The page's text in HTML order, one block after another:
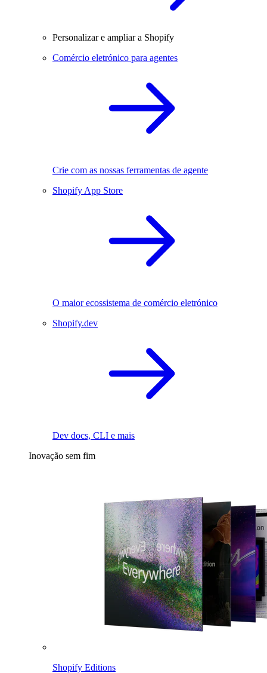
Personalizar e ampliar a Shopify
Comércio eletrónico para agentes
Crie com as nossas ferramentas de agente
Shopify App Store
O maior ecossistema de comércio eletrónico
Shopify.dev
Dev docs, CLI e mais
Inovação sem fim
Shopify Editions